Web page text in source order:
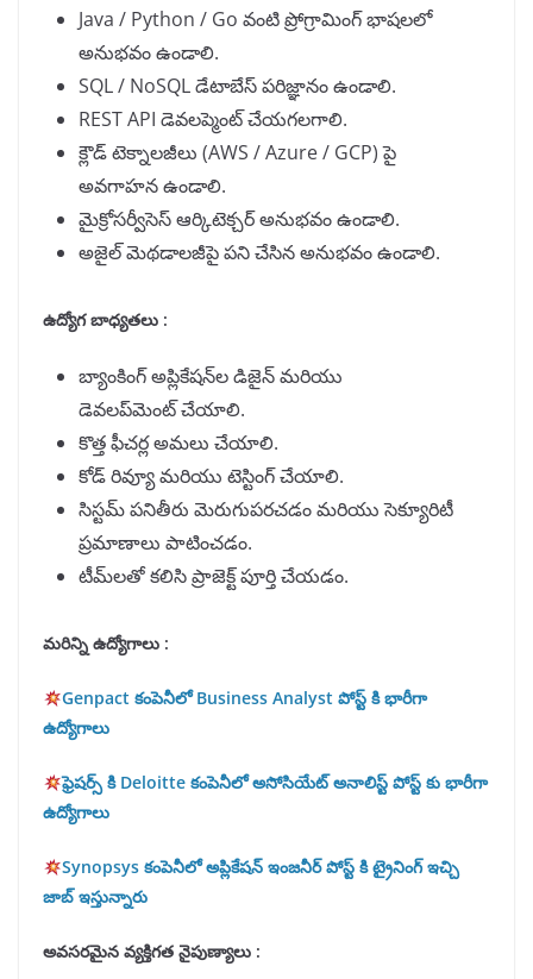
Java / Python / Go వంటి ప్రోగ్రామింగ్ భాషలలో
అనుభవం ఉండాలి.
SQL / NoSQL డేటాబేస్ పరిజ్ఞానం ఉండాలి.
REST API డెవలప్మెంట్ చేయగలగాలి.
క్లౌడ్ టెక్నాలజీలు (AWS / Azure / GCP) పై
అవగాహన ఉండాలి.
మైక్రోసర్వీసెస్ ఆర్కిటెక్చర్ అనుభవం ఉండాలి.
అజైల్ మెథడాలజీపై పని చేసిన అనుభవం ఉండాలి.
ఉద్యోగ బాధ్యతలు :
బ్యాంకింగ్ అప్లికేషన్‌ల డిజైన్ మరియు
డెవలప్‌మెంట్ చేయాలి.
కొత్త ఫీచర్ల అమలు చేయాలి.
కోడ్ రివ్యూ మరియు టెస్టింగ్ చేయాలి.
సిస్టమ్ పనితీరు మెరుగుపరచడం మరియు సెక్యూరిటీ
ప్రమాణాలు పాటించడం.
టీమ్‌లతో కలిసి ప్రాజెక్ట్ పూర్తి చేయడం.
మరిన్ని ఉద్యోగాలు :
Genpact కంపెనీలో Business Analyst పోస్ట్ కి భారీగా
ఉద్యోగాలు
ఫ్రెషర్స్ కి Deloitte కంపెనీలో అసోసియేట్ అనాలిస్ట్ పోస్ట్ కు భారీగా
ఉద్యోగాలు
Synopsys కంపెనీలో అప్లికేషన్ ఇంజనీర్ పోస్ట్ కి ట్రైనింగ్ ఇచ్చి
జాబ్ ఇస్తున్నారు
అవసరమైన వ్యక్తిగత నైపుణ్యాలు :